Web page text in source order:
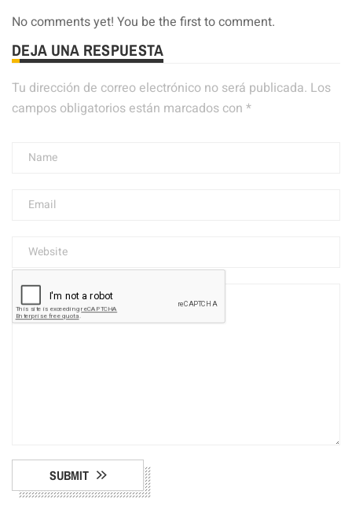
No comments yet! You be the first to comment.
DEJA UNA RESPUESTA
Tu dirección de correo electrónico no será publicada. Los
campos obligatorios están marcados con *
SUBMIT